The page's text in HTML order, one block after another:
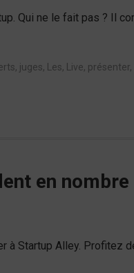
Qui ne le fait pas ? Il
, juges, Les, Live, présenter,
en
Startup Alley. Profitez